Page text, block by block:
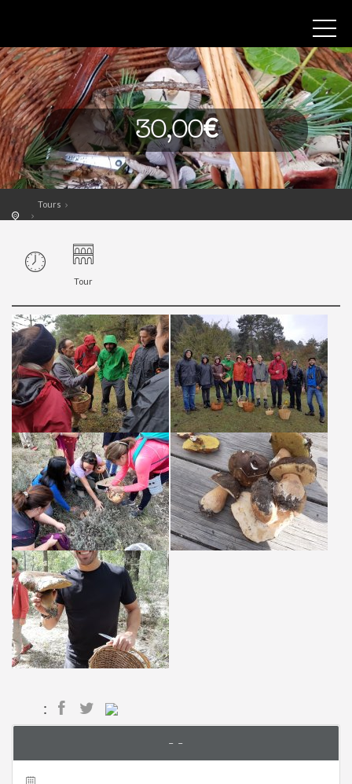
30,00€
Tours
Tour
:
- -